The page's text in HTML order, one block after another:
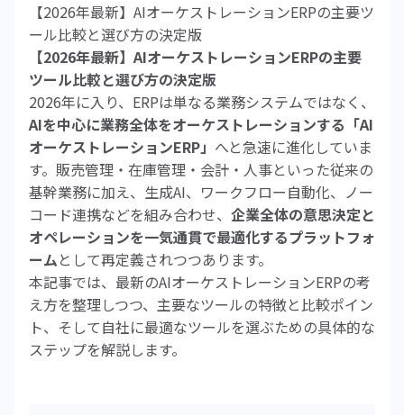
【2026年最新】AIオーケストレーションERPの主要ツ
ール比較と選び方の決定版
【2026年最新】AIオーケストレーションERPの主要
ツール比較と選び方の決定版
2026年に入り、ERPは単なる業務システムではなく、
AIを中心に業務全体をオーケストレーションする「AI
オーケストレーションERP」 へと急速に進化していま
す。販売管理・在庫管理・会計・人事といった従来の
基幹業務に加え、生成AI、ワークフロー自動化、ノー
コード連携などを組み合わせ、 企業全体の意思決定と
オペレーションを一気通貫で最適化するプラットフォ
ームとして再定義されつつあります。
本記事では、最新のAIオーケストレーションERPの考
え方を整理しつつ、主要なツールの特徴と比較ポイン
ト、そして自社に最適なツールを選ぶための具体的な
ステップを解説します。